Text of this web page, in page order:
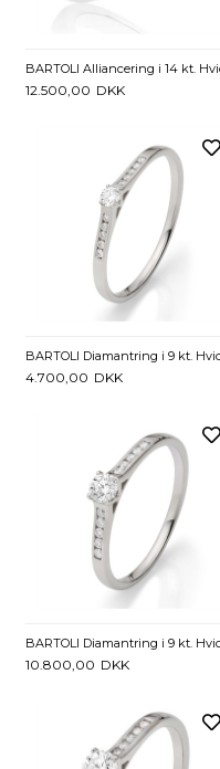
12.500,00 DKK
4.700,00 DKK
10.800,00 DKK